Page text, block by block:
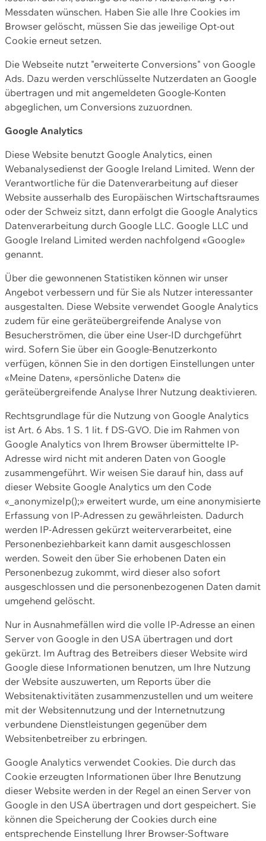
Messdaten wünschen. Haben Sie alle Ihre Cookies im
Browser gelöscht, müssen Sie das jeweilige Opt-out
Cookie erneut setzen.
Die Webseite nutzt "erweiterte Conversions" von Google
Ads. Dazu werden verschlüsselte Nutzerdaten an Google
übertragen und mit angemeldeten Google-Konten
abgeglichen, um Conversions zuzuordnen.
Google Analytics
Diese Website benutzt Google Analytics, einen
Webanalysedienst der Google Ireland Limited. Wenn der
Verantwortliche für die Datenverarbeitung auf dieser
Website ausserhalb des Europäischen Wirtschaftsraumes
oder der Schweiz sitzt, dann erfolgt die Google Analytics
Datenverarbeitung durch Google LLC. Google LLC und
Google Ireland Limited werden nachfolgend «Google»
genannt.
Über die gewonnenen Statistiken können wir unser
Angebot verbessern und für Sie als Nutzer interessanter
ausgestalten. Diese Website verwendet Google Analytics
zudem für eine geräteübergreifende Analyse von
Besucherströmen, die über eine User-ID durchgeführt
wird. Sofern Sie über ein Google-Benutzerkonto
verfügen, können Sie in den dortigen Einstellungen unter
«Meine Daten», «persönliche Daten» die
geräteübergreifende Analyse Ihrer Nutzung deaktivieren.
Rechtsgrundlage für die Nutzung von Google Analytics
ist Art. 6 Abs. 1 S. 1 lit. f DS-GVO. Die im Rahmen von
Google Analytics von Ihrem Browser übermittelte IP-
Adresse wird nicht mit anderen Daten von Google
zusammengeführt. Wir weisen Sie darauf hin, dass auf
dieser Website Google Analytics um den Code
«_anonymizeIp();» erweitert wurde, um eine anonymisierte
Erfassung von IP-Adressen zu gewährleisten. Dadurch
werden IP-Adressen gekürzt weiterverarbeitet, eine
Personenbeziehbarkeit kann damit ausgeschlossen
werden. Soweit den über Sie erhobenen Daten ein
Personenbezug zukommt, wird dieser also sofort
ausgeschlossen und die personenbezogenen Daten damit
umgehend gelöscht.
Nur in Ausnahmefällen wird die volle IP-Adresse an einen
Server von Google in den USA übertragen und dort
gekürzt. Im Auftrag des Betreibers dieser Website wird
Google diese Informationen benutzen, um Ihre Nutzung
der Website auszuwerten, um Reports über die
Websitenaktivitäten zusammenzustellen und um weitere
mit der Websitennutzung und der Internetnutzung
verbundene Dienstleistungen gegenüber dem
Websitenbetreiber zu erbringen.
Google Analytics verwendet Cookies. Die durch das
Cookie erzeugten Informationen über Ihre Benutzung
dieser Website werden in der Regel an einen Server von
Google in den USA übertragen und dort gespeichert. Sie
können die Speicherung der Cookies durch eine
entsprechende Einstellung Ihrer Browser-Software